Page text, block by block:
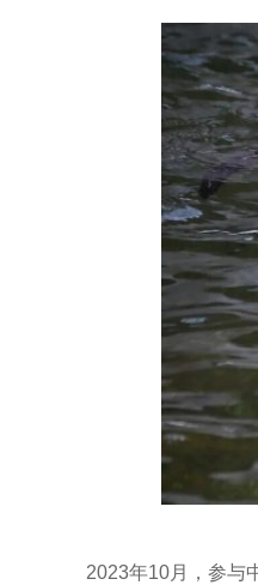
2023年10月，参与